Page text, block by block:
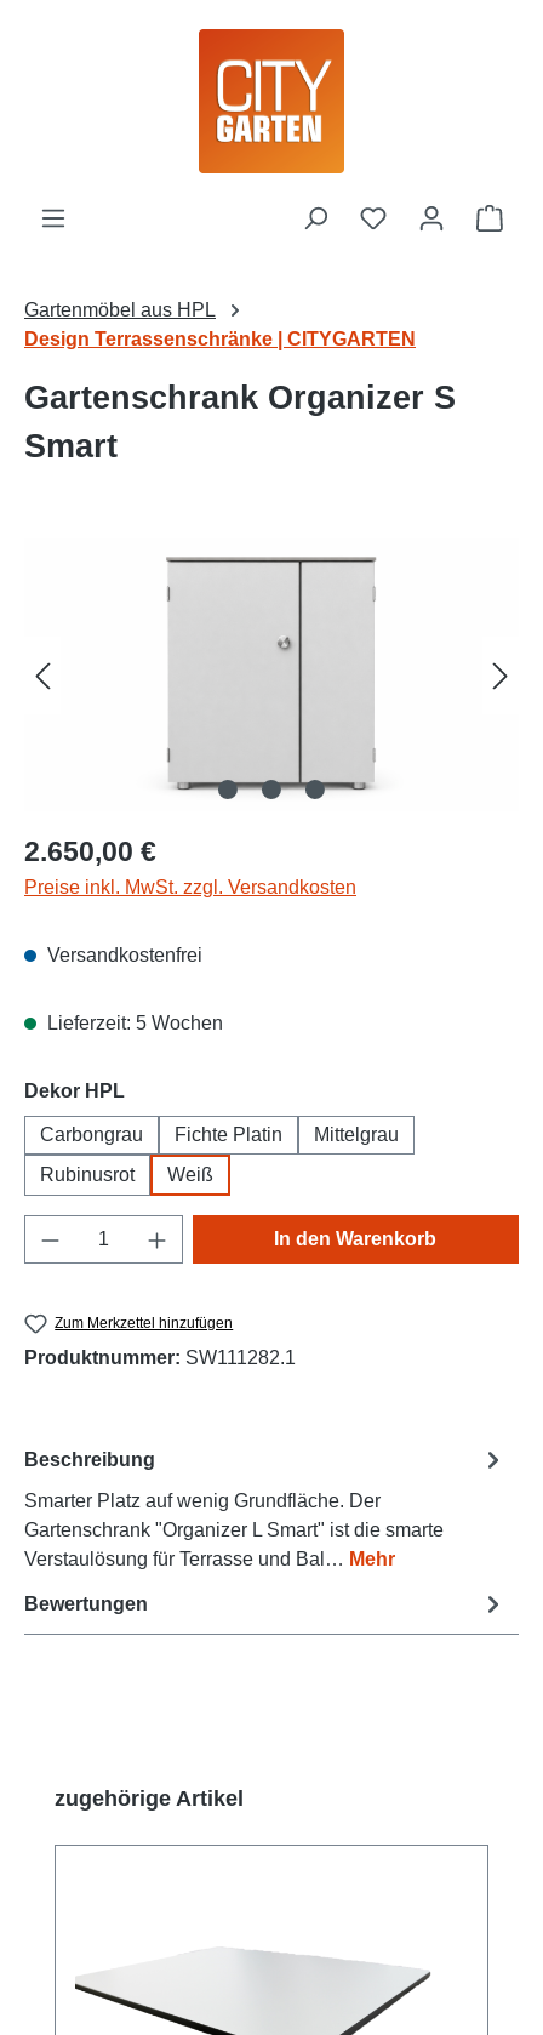
Zum Hauptinhalt springen
Gartenmöbel aus HPL
Design Terrassenschränke | CITYGARTEN
Gartenschrank Organizer S
Smart
Regulärer Preis:
2.650,00 €
Preise inkl. MwSt. zzgl. Versandkosten
Versandkostenfrei
Lieferzeit: 5 Wochen
Dekor HPL
Carbongrau Fichte Platin
Mittelgrau
Rubinusrot
Weiß
Produkt Anzahl: Gib den gewünschten
In den Warenkorb
Zum Merkzettel hinzufügen
Produktnummer: SW111282.1
Beschreibung
Smarter Platz auf wenig Grundfläche. Der
Gartenschrank "Organizer L Smart" ist die smarte
Verstaulösung für Terrasse und Bal… Mehr
Bewertungen
Produktgalerie überspringen
zugehörige Artikel